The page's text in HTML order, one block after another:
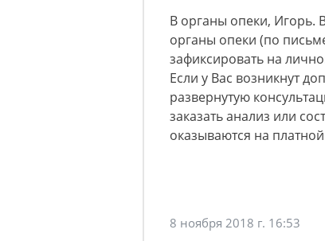
В органы опеки, Игорь.
органы опеки (по
зафиксировать на
Если у Вас возникнут
развернутую
заказать анализ или
оказываются на
8 ноября 2018 г. 16:53